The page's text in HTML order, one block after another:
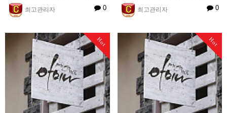
최고관리자 0 최고관리자 0
Hot Hot